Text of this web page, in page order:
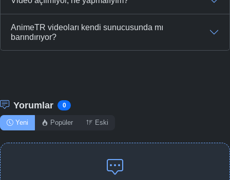
AnimeTR videoları kendi sunucusunda mı
barındırıyor?
Yorumlar 0
Yeni Popüler Eski